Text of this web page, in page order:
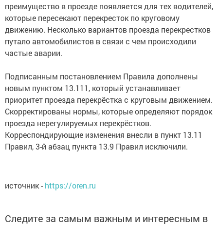
преимущество в проезде появляется для тех водителей,
которые пересекают перекресток по круговому
движению. Несколько вариантов проезда перекрестков
путало автомобилистов в связи с чем происходили
частые аварии.
Подписанным постановлением Правила дополнены
новым пунктом 13.111, который устанавливает
приоритет проезда перекрёстка с круговым движением.
Скорректированы нормы, которые определяют порядок
проезда нерегулируемых перекрёстков.
Корреспондирующие изменения внесли в пункт 13.11
Правил, 3-й абзац пункта 13.9 Правил исключили.
источник - https://oren.ru
Следите за самым важным и интересным в